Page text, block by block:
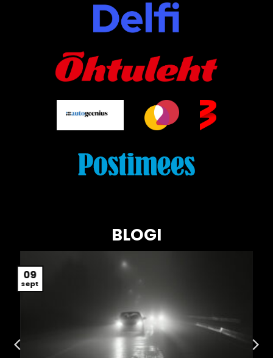
BLOGI
09
sept